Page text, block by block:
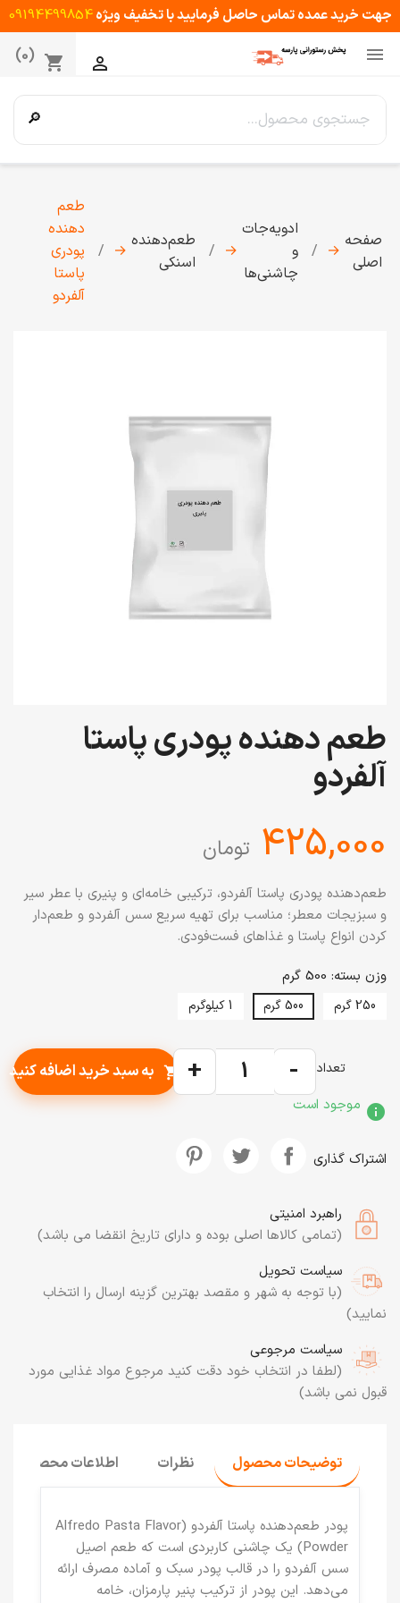
جهت خرید عمده تماس حاصل فرمایید با تخفیف ویژه09194499854

shopping_cart
(0) 
🔎
صفحه
اصلی
→
ادویه‌جات
و
چاشنی‌ها
→
طعم‌دهنده
اسنکی
→
طعم
دهنده
پودری
پاستا
آلفردو
طعم دهنده پودری پاستا
آلفردو
‎425,000 تومان
طعم‌دهنده پودری پاستا آلفردو، ترکیبی خامه‌ای و پنیری با عطر سیر
و سبزیجات معطر؛ مناسب برای تهیه سریع سس آلفردو و طعم‌دار
کردن انواع پاستا و غذاهای فست‌فودی.
وزن بسته: 500 گرم
250 گرم 500 گرم 1 کیلوگرم
تعداد -
+
shopping_cart به سبد خرید اضافه کنید
info موجود است
اشتراک گذاری
راهبرد امنیتی
(تمامی کالاها اصلی بوده و دارای تاریخ انقضا می باشد)
سیاست تحویل
(با توجه به شهر و مقصد بهترین گزینه ارسال را انتخاب
نمایید)
سیاست مرجوعی
(لطفا در انتخاب خود دقت کنید مرجوع مواد غذایی مورد
قبول نمی باشد)
توضیحات محصول نظرات اطلاعات محصول
پودر طعم‌دهنده پاستا آلفردو (Alfredo Pasta Flavor
Powder) یک چاشنی کاربردی است که طعم اصیل
سس آلفردو را در قالب پودر سبک و آماده مصرف ارائه
می‌دهد. این پودر از ترکیب پنیر پارمزان، خامه